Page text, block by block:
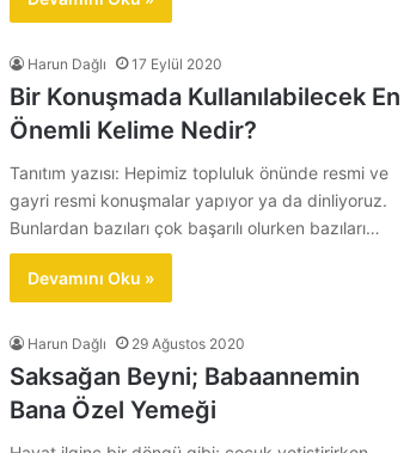
Harun Dağlı 17 Eylül 2020
Bir Konuşmada Kullanılabilecek En
Önemli Kelime Nedir?
Tanıtım yazısı: Hepimiz topluluk önünde resmi ve
gayri resmi konuşmalar yapıyor ya da dinliyoruz.
Bunlardan bazıları çok başarılı olurken bazıları…
Devamını Oku »
Harun Dağlı 29 Ağustos 2020
Saksağan Beyni; Babaannemin
Bana Özel Yemeği